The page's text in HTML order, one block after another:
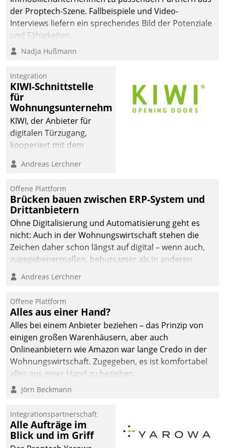
der Proptech-Szene. Fallbeispiele und Video-
Interviews liefern ein sprechendes Bild der Potenziale
und Fähigkeiten.
Nadja Hußmann
Integration
KIWI-Schnittstelle
für
Wohnungsunternehmen
KIWI, der Anbieter für
digitalen Türzugang,
kooperiert mit dem
Softwareentwicklungshaus
Andreas Lerchner
Offene Plattform
Brücken bauen zwischen ERP-System und
Drittanbietern
Ohne Digitalisierung und Automatisierung geht es
nicht: Auch in der Wohnungswirtschaft stehen die
Zeichen daher schon längst auf digital – wenn auch,
zugegebenermaßen, behutsamer als in anderen
Branchen.
Andreas Lerchner
Offene Plattform
Alles aus einer Hand?
Alles bei einem Anbieter beziehen – das Prinzip von
einigen großen Warenhäusern, aber auch
Onlineanbietern wie Amazon war lange Credo in der
Wohnungswirtschaft. Zugegeben, es ist komfortabel
alles aus einer Hand zu beziehen...
Jörn Beckmann
Integrationspartnerschaft
Alle Aufträge im
Blick und im Griff